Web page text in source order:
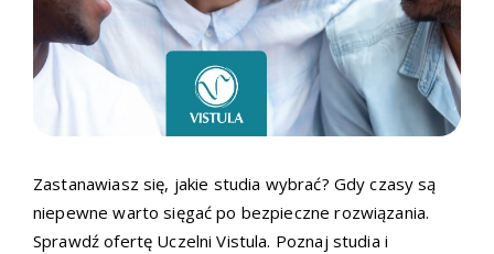
Zastanawiasz się, jakie studia wybrać? Gdy czasy są
niepewne warto sięgać po bezpieczne rozwiązania.
Sprawdź ofertę Uczelni Vistula. Poznaj studia i